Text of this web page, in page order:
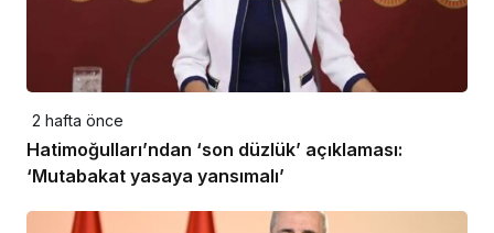
2 hafta önce
Hatimoğulları’ndan ‘son düzlük’ açıklaması:
‘Mutabakat yasaya yansımalı’